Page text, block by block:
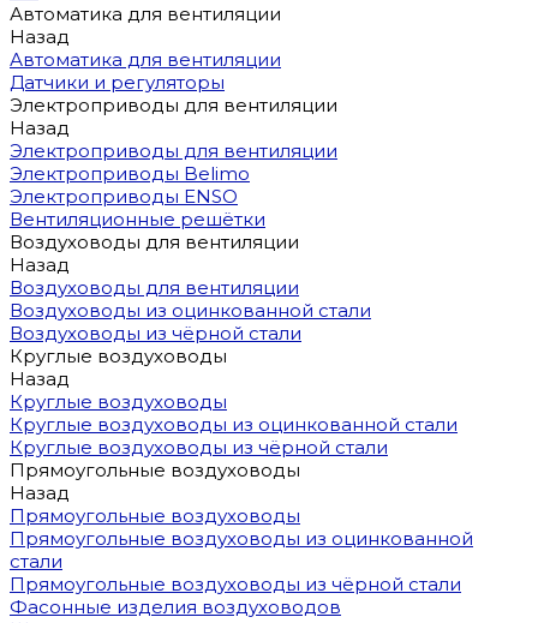
Автоматика для вентиляции
Назад
Автоматика для вентиляции
Датчики и регуляторы
Электроприводы для вентиляции
Назад
Электроприводы для вентиляции
Электроприводы Belimo
Электроприводы ENSO
Вентиляционные решётки
Воздуховоды для вентиляции
Назад
Воздуховоды для вентиляции
Воздуховоды из оцинкованной стали
Воздуховоды из чёрной стали
Круглые воздуховоды
Назад
Круглые воздуховоды
Круглые воздуховоды из оцинкованной стали
Круглые воздуховоды из чёрной стали
Прямоугольные воздуховоды
Назад
Прямоугольные воздуховоды
Прямоугольные воздуховоды из оцинкованной
стали
Прямоугольные воздуховоды из чёрной стали
Фасонные изделия воздуховодов